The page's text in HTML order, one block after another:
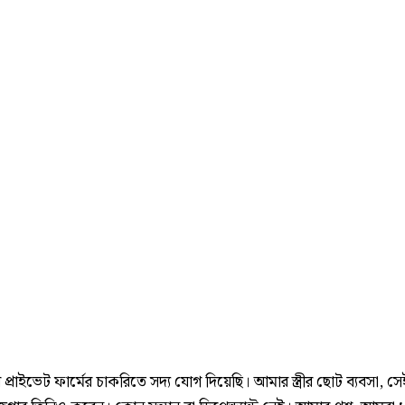
ফার্মের চাকরিতে সদ্য যোগ দিয়েছি। আমার স্ত্রীর ছোট ব্যবসা,